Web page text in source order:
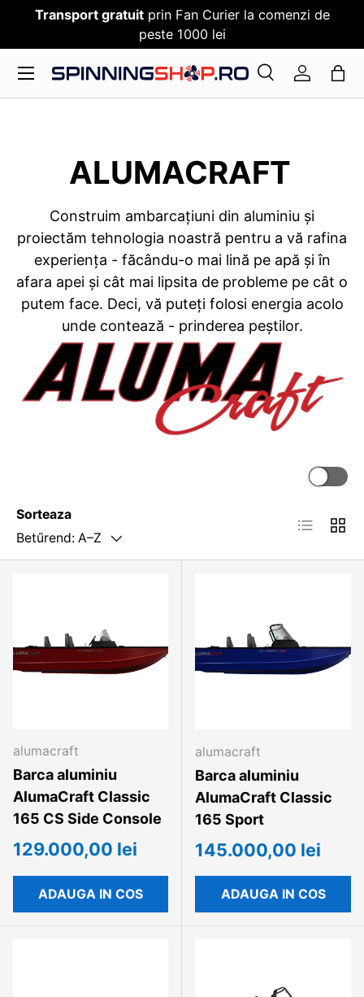
SARI PESTE CONTENT
Transport gratuitprin Fan Curier la comenzi de
peste 1000 lei
Cauta
CautaLog in
Meniu
ALUMACRAFT
Construim ambarcațiuni din aluminiu și
proiectăm tehnologia noastră pentru a vă rafina
experiența - făcându-o mai lină pe apă și în
afara apei și cât mai lipsita de probleme pe cât o
putem face. Deci, vă puteți folosi energia acolo
unde contează - prinderea peștilor.
Sorteaza
Betűrend: A–Z
alumacraft
Barca aluminiu
AlumaCraft Classic
165 CS Side Console
129.000,00 lei
ADAUGA IN COS
alumacraft
Barca aluminiu
AlumaCraft Classic
165 Sport
145.000,00 lei
ADAUGA IN COS